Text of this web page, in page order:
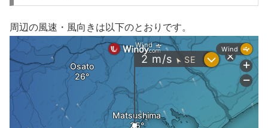
周辺の風速・風向きは以下のとおりです。